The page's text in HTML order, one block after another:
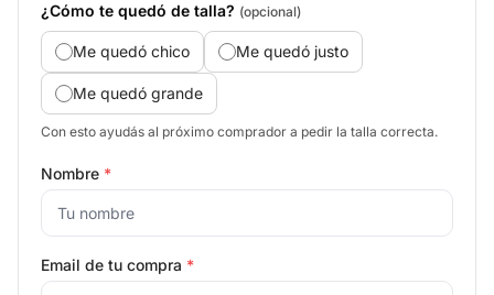
¿Cómo te quedó de talla? (opcional)
Me quedó chico Me quedó justo
Me quedó grande
Con esto ayudás al próximo comprador a pedir la talla correcta.
Nombre *
Email de tu compra *